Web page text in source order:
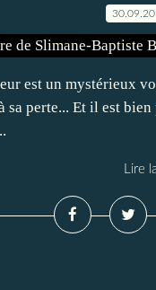
est un mystérieux
sa perte... Et il est
Lire